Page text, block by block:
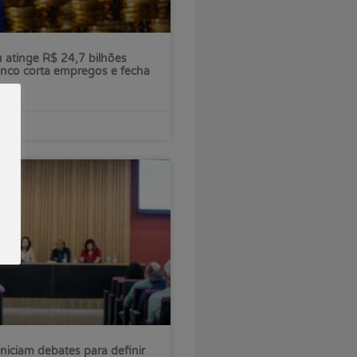
atinge R$ 24,7 bilhões
corta empregos e fecha
debates para definir